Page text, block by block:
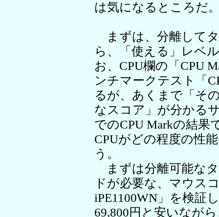
は気になるところだ
まずは、分離して
ら、「使える」レベ
お、CPU欄の「CPU
ンチマークテスト「
るが、あくまで「そ
なスコア」が分かる
でのCPU Markの結果
CPUがどの程度の性
う。
まずは分離可能な
ドが必要な、マウス
iPE1100WN」を検証
69,800円と安いなが